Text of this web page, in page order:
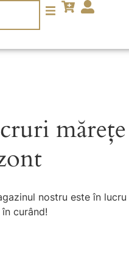
mărețe
nostru este în lucru
curând!